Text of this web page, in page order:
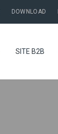
DOWNLOAD
SITE B2B